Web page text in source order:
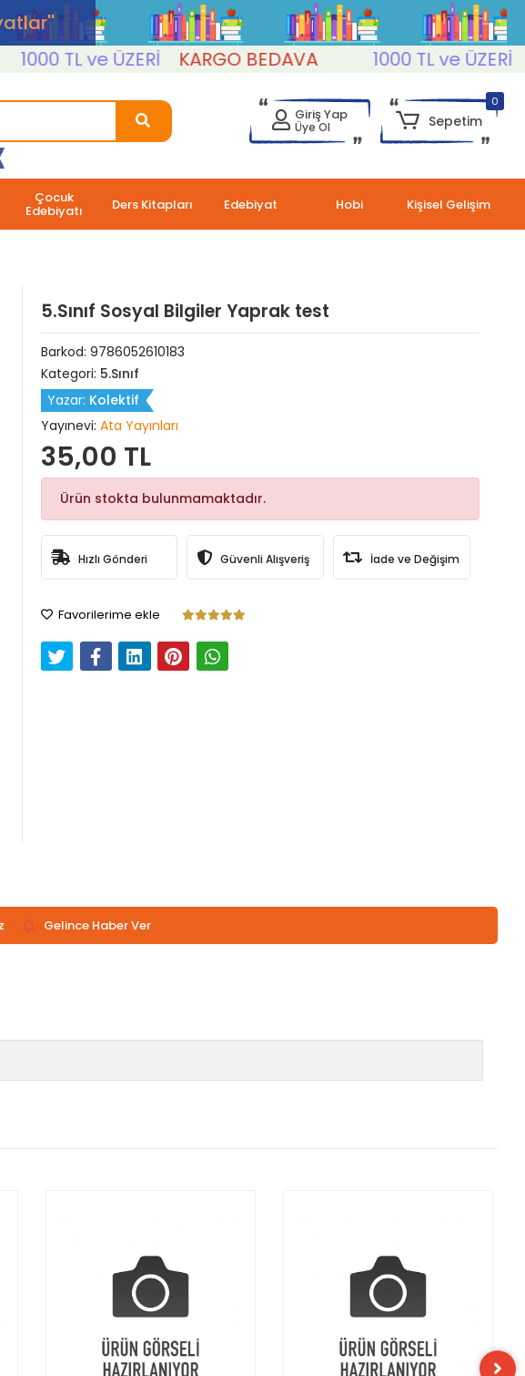
TL ve ÜZERİ KARGO BEDAVA 1000 TL ve ÜZERİ
Giriş Yap
Üye Ol
0
Sepetim
Çocuk
Edebiyatı Ders Kitapları Edebiyat Hobi Kişisel Gelişim
5.Sınıf Sosyal Bilgiler Yaprak test
Barkod: 9786052610183
Kategori: 5.Sınıf
Yazar: Kolektif
Yayınevi: Ata Yayınları
35,00 TL
Ürün stokta bulunmamaktadır.
Hızlı Gönderi Güvenli Alışveriş İade ve Değişim
Favorilerime ekle
Gelince Haber Ver